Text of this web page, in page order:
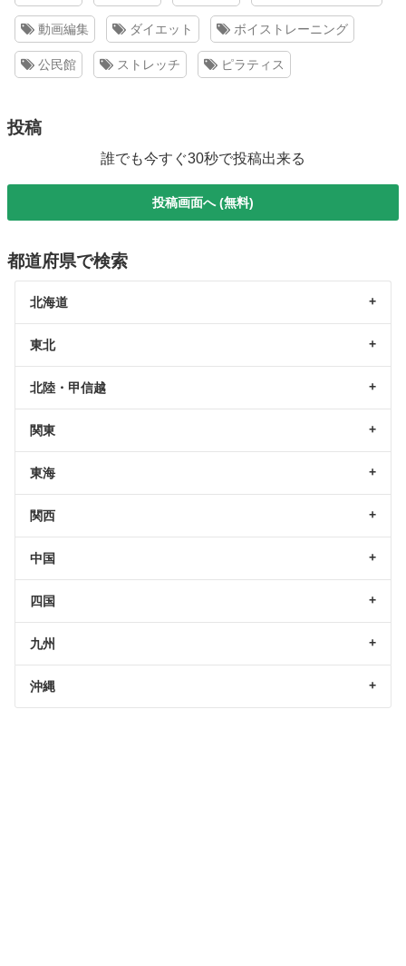
動画編集 ダイエット ボイストレーニング
公民館 ストレッチ ピラティス
投稿
誰でも今すぐ30秒で投稿出来る
投稿画面へ (無料)
都道府県で検索
北海道
東北
北陸・甲信越
関東
東海
関西
中国
四国
九州
沖縄